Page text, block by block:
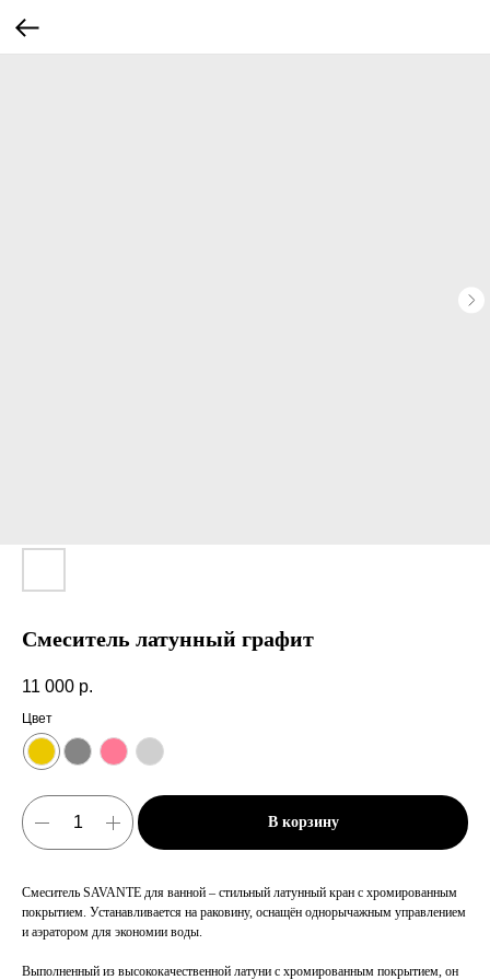
Смеситель латунный графит
11 000 р.
Цвет
В корзину
Смеситель SAVANTE для ванной – стильный латунный кран с хромированным
покрытием. Устанавливается на раковину, оснащён однорычажным управлением
и аэратором для экономии воды.
Выполненный из высококачественной латуни с хромированным покрытием, он